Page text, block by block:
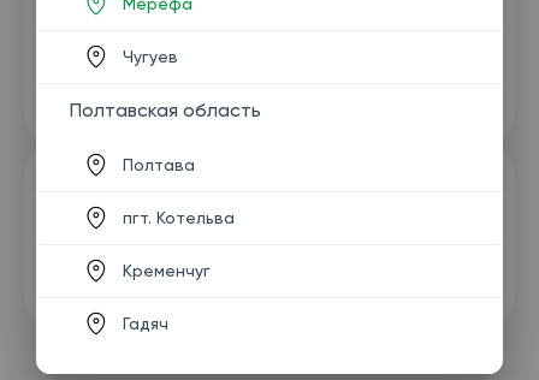
Чугуев
Полтавская область
Полтава
пгт. Котельва
Кременчуг
Гадяч